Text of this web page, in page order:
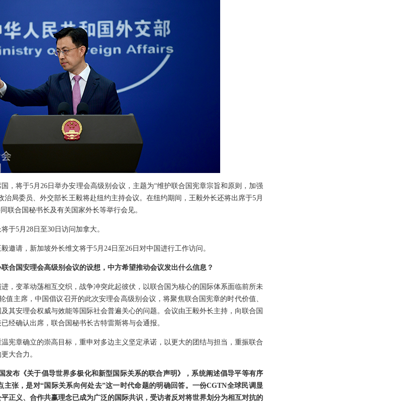
，将于5月26日举办安理会高级别会议，主题为“维护联合国宪章宗旨和原则，加强
治局委员、外交部长王毅将赴纽约主持会议。在纽约期间，王毅外长还将出席于5月
联合国秘书长及有关国家外长等举行会见。
于5月28日至30日访问加拿大。
邀请，新加坡外长维文将于5月24日至26日对中国进行工作访问。
合国安理会高级别会议的设想，中方希望推动会议发出什么信息？
，变革动荡相互交织，战争冲突此起彼伏，以联合国为核心的国际体系面临前所未
值主席，中国倡议召开的此次安理会高级别会议，将聚焦联合国宪章的时代价值、
其安理会权威与效能等国际社会普遍关心的问题。会议由王毅外长主持，向联合国
经确认出席，联合国秘书长古特雷斯将与会通报。
宪章确立的崇高目标，重申对多边主义坚定承诺，以更大的团结与担当，重振联合
大合力。
发布《关于倡导世界多极化和新型国际关系的联合声明》，系统阐述倡导平等有序
主张，是对“国际关系向何处去”这一时代命题的明确回答。一份CGTN全球民调显
正义、合作共赢理念已成为广泛的国际共识，受访者反对将世界划分为相互对抗的